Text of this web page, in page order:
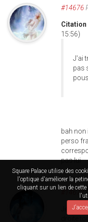
Square Palace utilise des
l'optique d'améliorer la
cliquant sur un lien de
#14676
Citation
15:56)
J'ai
pas
bah non
perso
pas lui
#14677
Je